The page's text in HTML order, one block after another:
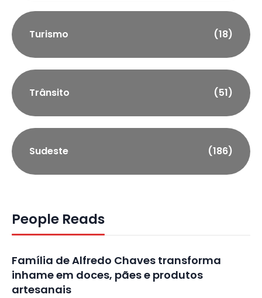
Turismo (18)
Trânsito (51)
Sudeste (186)
People Reads
Família de Alfredo Chaves transforma
inhame em doces, pães e produtos
artesanais